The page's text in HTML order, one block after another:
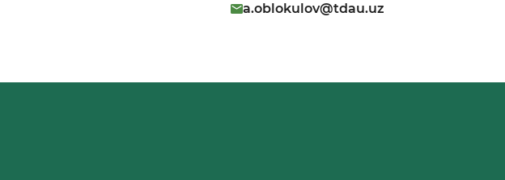
a.oblokulov@tdau.uz